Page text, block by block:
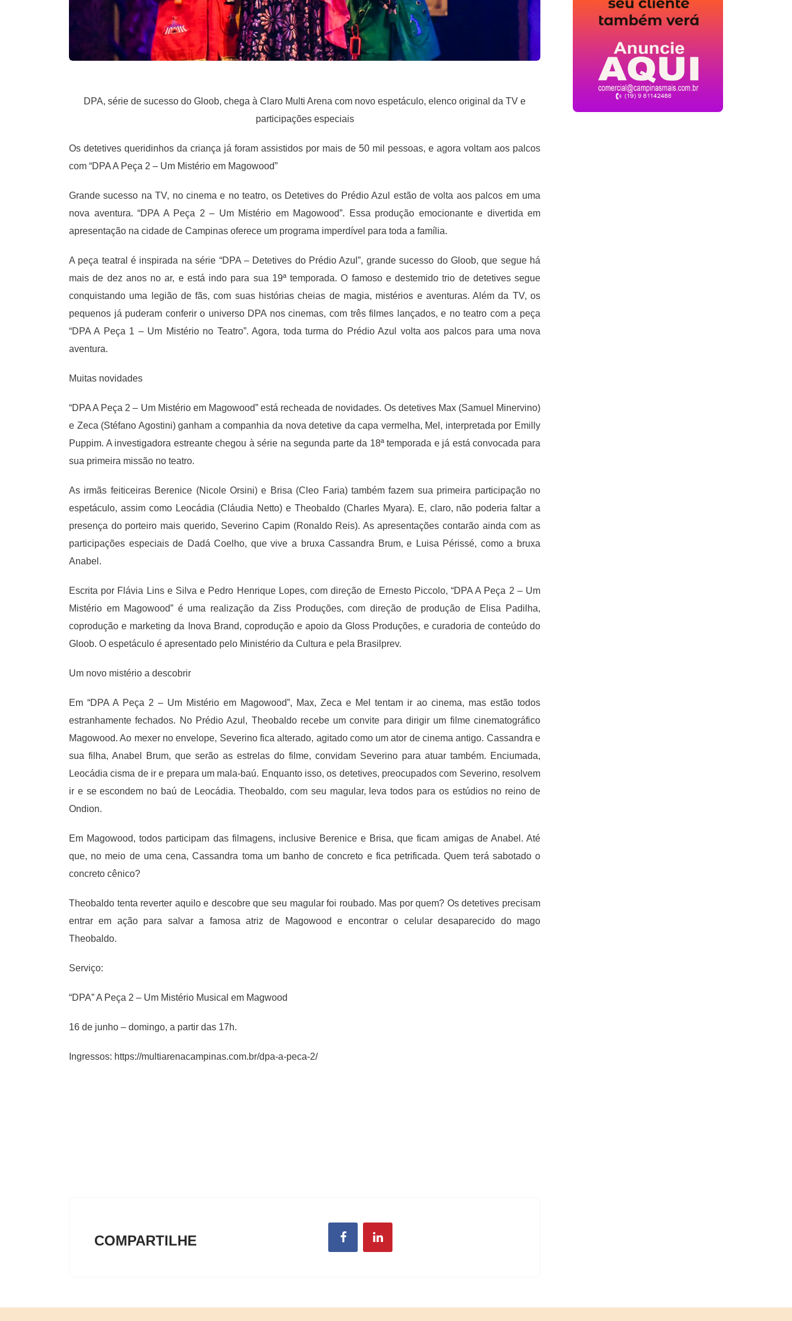
DPA, série de sucesso do Gloob, chega à Claro Multi Arena com novo espetáculo, elenco original da TV e
participações especiais
Os detetives queridinhos da criança já foram assistidos por mais de 50 mil pessoas, e agora voltam aos palcos
com “DPA A Peça 2 – Um Mistério em Magowood”
Grande sucesso na TV, no cinema e no teatro, os Detetives do Prédio Azul estão de volta aos palcos em uma
nova aventura. “DPA A Peça 2 – Um Mistério em Magowood”. Essa produção emocionante e divertida em
apresentação na cidade de Campinas oferece um programa imperdível para toda a família.
A peça teatral é inspirada na série “DPA – Detetives do Prédio Azul”, grande sucesso do Gloob, que segue há
mais de dez anos no ar, e está indo para sua 19ª temporada. O famoso e destemido trio de detetives segue
conquistando uma legião de fãs, com suas histórias cheias de magia, mistérios e aventuras. Além da TV, os
pequenos já puderam conferir o universo DPA nos cinemas, com três filmes lançados, e no teatro com a peça
“DPA A Peça 1 – Um Mistério no Teatro”. Agora, toda turma do Prédio Azul volta aos palcos para uma nova
aventura.
Muitas novidades
“DPA A Peça 2 – Um Mistério em Magowood” está recheada de novidades. Os detetives Max (Samuel Minervino)
e Zeca (Stéfano Agostini) ganham a companhia da nova detetive da capa vermelha, Mel, interpretada por Emilly
Puppim. A investigadora estreante chegou à série na segunda parte da 18ª temporada e já está convocada para
sua primeira missão no teatro.
As irmãs feiticeiras Berenice (Nicole Orsini) e Brisa (Cleo Faria) também fazem sua primeira participação no
espetáculo, assim como Leocádia (Cláudia Netto) e Theobaldo (Charles Myara). E, claro, não poderia faltar a
presença do porteiro mais querido, Severino Capim (Ronaldo Reis). As apresentações contarão ainda com as
participações especiais de Dadá Coelho, que vive a bruxa Cassandra Brum, e Luisa Périssé, como a bruxa
Anabel.
Escrita por Flávia Lins e Silva e Pedro Henrique Lopes, com direção de Ernesto Piccolo, “DPA A Peça 2 – Um
Mistério em Magowood” é uma realização da Ziss Produções, com direção de produção de Elisa Padilha,
coprodução e marketing da Inova Brand, coprodução e apoio da Gloss Produções, e curadoria de conteúdo do
Gloob. O espetáculo é apresentado pelo Ministério da Cultura e pela Brasilprev.
Um novo mistério a descobrir
Em “DPA A Peça 2 – Um Mistério em Magowood”, Max, Zeca e Mel tentam ir ao cinema, mas estão todos
estranhamente fechados. No Prédio Azul, Theobaldo recebe um convite para dirigir um filme cinematográfico
Magowood. Ao mexer no envelope, Severino fica alterado, agitado como um ator de cinema antigo. Cassandra e
sua filha, Anabel Brum, que serão as estrelas do filme, convidam Severino para atuar também. Enciumada,
Leocádia cisma de ir e prepara um mala-baú. Enquanto isso, os detetives, preocupados com Severino, resolvem
ir e se escondem no baú de Leocádia. Theobaldo, com seu magular, leva todos para os estúdios no reino de
Ondion.
Em Magowood, todos participam das filmagens, inclusive Berenice e Brisa, que ficam amigas de Anabel. Até
que, no meio de uma cena, Cassandra toma um banho de concreto e fica petrificada. Quem terá sabotado o
concreto cênico?
Theobaldo tenta reverter aquilo e descobre que seu magular foi roubado. Mas por quem? Os detetives precisam
entrar em ação para salvar a famosa atriz de Magowood e encontrar o celular desaparecido do mago
Theobaldo.
Serviço:
“DPA” A Peça 2 – Um Mistério Musical em Magwood
16 de junho – domingo, a partir das 17h.
Ingressos: https://multiarenacampinas.com.br/dpa-a-peca-2/
COMPARTILHE